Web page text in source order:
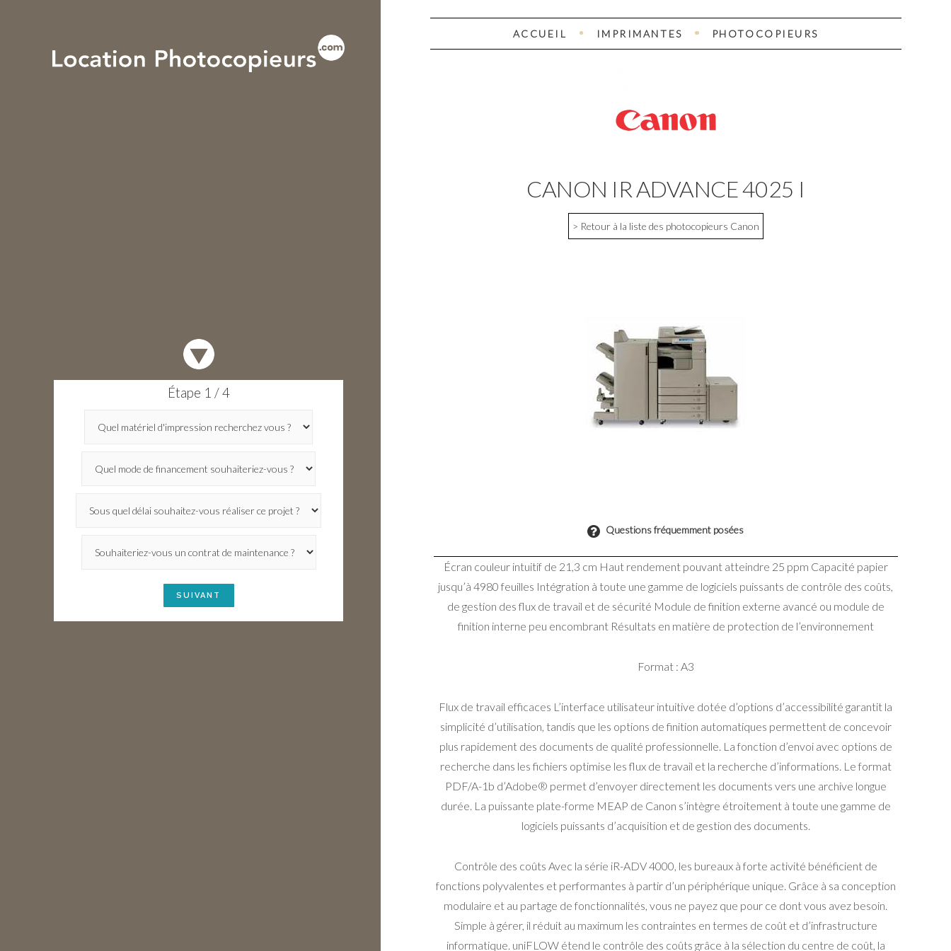
Étape 1 / 4
SUIVANT
ACCUEIL IMPRIMANTES PHOTOCOPIEURS
CANON IR ADVANCE 4025 I
> Retour à la liste des photocopieurs Canon
Questions fréquemment posées
Écran couleur intuitif de 21,3 cm Haut rendement pouvant atteindre 25 ppm Capacité papier
jusqu’à 4980 feuilles Intégration à toute une gamme de logiciels puissants de contrôle des coûts,
de gestion des flux de travail et de sécurité Module de finition externe avancé ou module de
finition interne peu encombrant Résultats en matière de protection de l’environnement
Format : A3
Flux de travail efficaces L’interface utilisateur intuitive dotée d’options d’accessibilité garantit la
simplicité d’utilisation, tandis que les options de finition automatiques permettent de concevoir
plus rapidement des documents de qualité professionnelle. La fonction d’envoi avec options de
recherche dans les fichiers optimise les flux de travail et la recherche d’informations. Le format
PDF/A-1b d’Adobe® permet d’envoyer directement les documents vers une archive longue
durée. La puissante plate-forme MEAP de Canon s’intègre étroitement à toute une gamme de
logiciels puissants d’acquisition et de gestion des documents.
Contrôle des coûts Avec la série iR-ADV 4000, les bureaux à forte activité bénéficient de
fonctions polyvalentes et performantes à partir d’un périphérique unique. Grâce à sa conception
modulaire et au partage de fonctionnalités, vous ne payez que pour ce dont vous avez besoin.
Simple à gérer, il réduit au maximum les contraintes en termes de coût et d’infrastructure
informatique. uniFLOW étend le contrôle des coûts grâce à la sélection du centre de coût, la